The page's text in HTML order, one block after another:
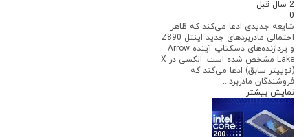
2 سال قبل
0
شایعه جدیدی ادعا می‌کند که ظاهر
احتمالی مادربردهای جدید اینتل Z890
و پردازنده‌های دسکتاپ آینده Arrow
Lake مشخص شده است. الکسی در X
(توییتر سابق) ادعا می‌کند که
فروشندگان مادربرد...
نمایش بیشتر